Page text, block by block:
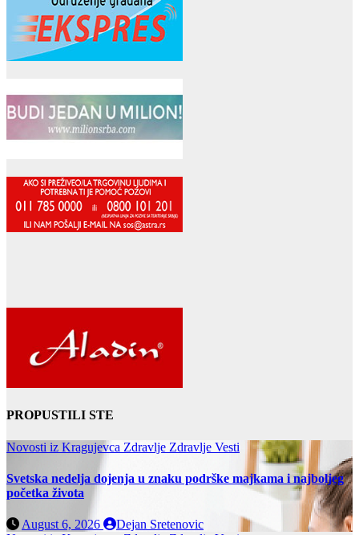
PROPUSTILI STE
Novosti iz Kragujevca Zdravlje Zdravlje Vesti
Svetska nedelja dojenja u znaku podrške majkama i najboljeg
početka života
August 6, 2026
Dejan Sretenovic